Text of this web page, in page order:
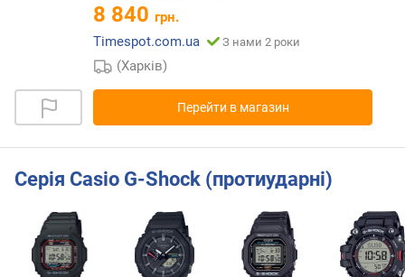
8 840 грн.
Timespot.com.ua
З нами 2 роки
(Харків)
Перейти в магазин
Серія Casio G-Shock (протиударні)